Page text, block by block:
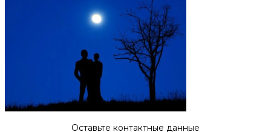
Оставьте контактные данные